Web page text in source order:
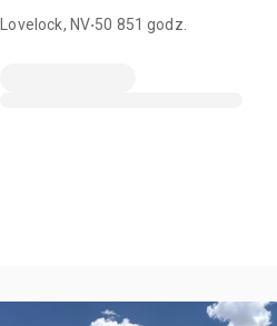
Lovelock, NV.50 851 godz.